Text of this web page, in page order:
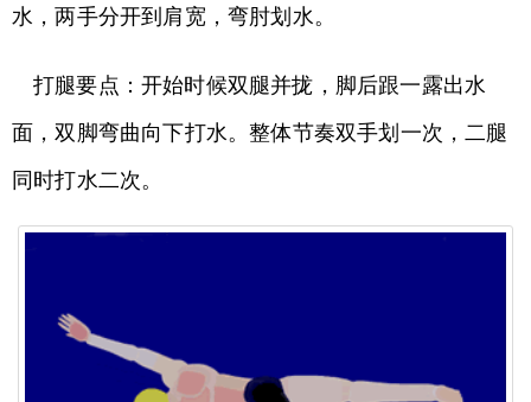
水，两手分开到肩宽，弯肘划水。
打腿要点：开始时候双腿并拢，脚后跟一露出水
面，双脚弯曲向下打水。整体节奏双手划一次，二腿
同时打水二次。